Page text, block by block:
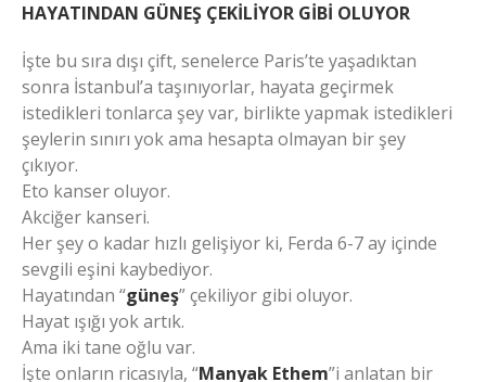
HAYATINDAN GÜNEŞ ÇEKİLİYOR GİBİ OLUYOR
İşte bu sıra dışı çift, senelerce Paris’te yaşadıktan
sonra İstanbul’a taşınıyorlar, hayata geçirmek
istedikleri tonlarca şey var, birlikte yapmak istedikleri
şeylerin sınırı yok ama hesapta olmayan bir şey
çıkıyor.
Eto kanser oluyor.
Akciğer kanseri.
Her şey o kadar hızlı gelişiyor ki, Ferda 6-7 ay içinde
sevgili eşini kaybediyor.
Hayatından “güneş” çekiliyor gibi oluyor.
Hayat ışığı yok artık.
Ama iki tane oğlu var.
İşte onların ricasıyla, “Manyak Ethem”i anlatan bir